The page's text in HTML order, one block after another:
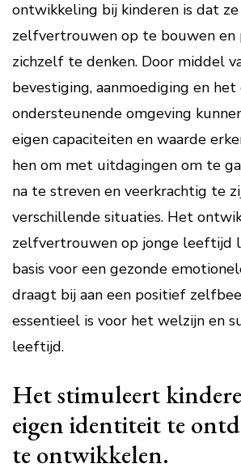
ontwikkeling bij kinderen is dat
zelfvertrouwen op te bouwen en
zichzelf te denken. Door middel
bevestiging, aanmoediging en het
ondersteunende omgeving
eigen capaciteiten en waarde
hen om met uitdagingen om te
na te streven en veerkrachtig te
verschillende situaties. Het
zelfvertrouwen op jonge leeftijd
basis voor een gezonde
draagt bij aan een positief
essentieel is voor het welzijn en
leeftijd.
Het stimuleert
eigen identiteit te
te ontwikkelen.